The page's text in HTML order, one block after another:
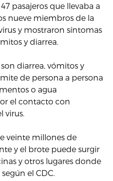
pasajeros que llevaba a
nueve miembros de la
y mostraron síntomas
y diarrea.
diarrea, vómitos y
de persona a persona
o agua
el contacto con
virus.
veinte millones de
y el brote puede surgir
y otros lugares donde
el CDC.